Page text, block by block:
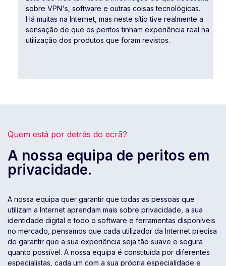
sobre VPN's, software e outras coisas tecnológicas.
Há muitas na Internet, mas neste sítio tive realmente a
sensação de que os peritos tinham experiência real na
utilização dos produtos que foram revistos.
Quem está por detrás do ecrã?
A nossa equipa de peritos em
privacidade.
A nossa equipa quer garantir que todas as pessoas que
utilizam a Internet aprendam mais sobre privacidade, a sua
identidade digital e todo o software e ferramentas disponíveis
no mercado, pensamos que cada utilizador da Internet precisa
de garantir que a sua experiência seja tão suave e segura
quanto possível. A nossa equipa é constituída por diferentes
especialistas, cada um com a sua própria especialidade e